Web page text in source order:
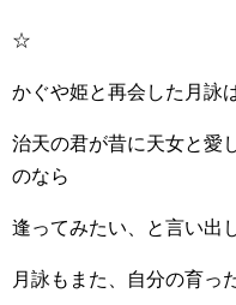
☆
かぐや姫と再会した月詠
治天の君が昔に天女と愛
のなら
逢ってみたい、と言い出
月詠もまた、自分の育っ